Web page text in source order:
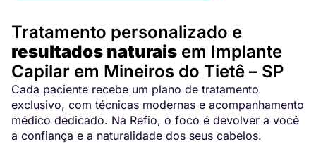
Tratamento personalizado e
resultados naturais em Implante
Capilar em Mineiros do Tietê – SP
Cada paciente recebe um plano de tratamento
exclusivo, com técnicas modernas e acompanhamento
médico dedicado. Na Refio, o foco é devolver a você
a confiança e a naturalidade dos seus cabelos.